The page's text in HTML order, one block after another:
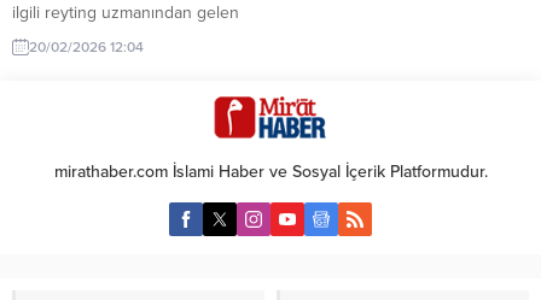
ilgili reyting uzmanından gelen
sürpriz açıklamalar gündem oldu.
Dizinin geleceği ve izleyici
20/02/2026 12:04
mirathaber.com İslami Haber ve Sosyal İçerik Platformudur.